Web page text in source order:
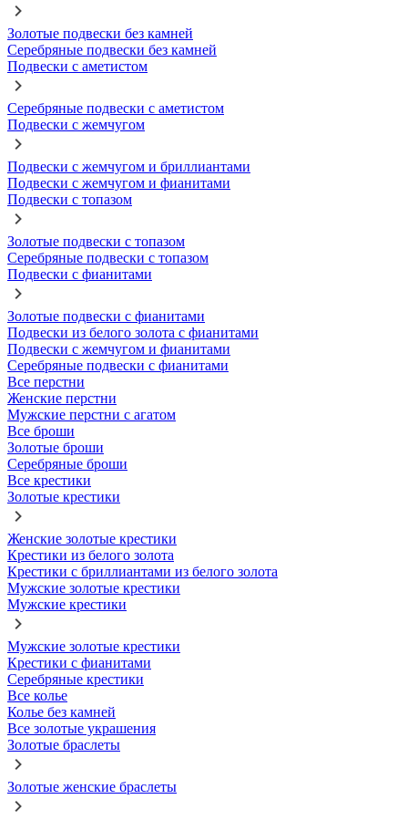
Золотые подвески без камней
Серебряные подвески без камней
Подвески с аметистом
Серебряные подвески с аметистом
Подвески с жемчугом
Подвески с жемчугом и бриллиантами
Подвески с жемчугом и фианитами
Подвески с топазом
Золотые подвески с топазом
Серебряные подвески с топазом
Подвески с фианитами
Золотые подвески с фианитами
Подвески из белого золота с фианитами
Подвески с жемчугом и фианитами
Серебряные подвески с фианитами
Все перстни
Женские перстни
Мужские перстни с агатом
Все броши
Золотые броши
Серебряные броши
Все крестики
Золотые крестики
Женские золотые крестики
Крестики из белого золота
Крестики с бриллиантами из белого золота
Мужские золотые крестики
Мужские крестики
Мужские золотые крестики
Крестики с фианитами
Серебряные крестики
Все колье
Колье без камней
Все золотые украшения
Золотые браслеты
Золотые женские браслеты